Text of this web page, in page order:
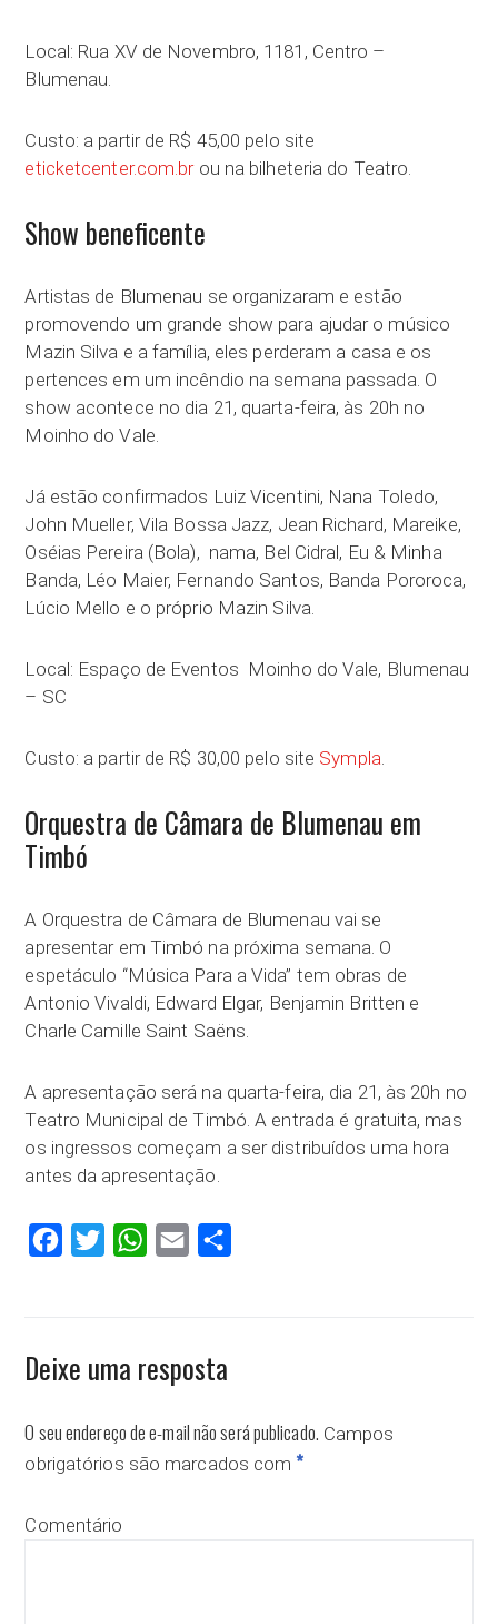
Local: Rua XV de Novembro, 1181, Centro –
Blumenau.
Custo: a partir de R$ 45,00 pelo site
eticketcenter.com.brou na bilheteria do Teatro.
Show beneficente
Artistas de Blumenau se organizaram e estão
promovendo um grande show para ajudar o músico
Mazin Silva e a família, eles perderam a casa e os
pertences em um incêndio na semana passada. O
show acontece no dia 21, quarta-feira, às 20h no
Moinho do Vale.
Já estão confirmados Luiz Vicentini, Nana Toledo,
John Mueller, Vila Bossa Jazz, Jean Richard, Mareike,
Oséias Pereira (Bola), nama, Bel Cidral, Eu & Minha
Banda, Léo Maier, Fernando Santos, Banda Pororoca,
Lúcio Mello e o próprio Mazin Silva.
Local: Espaço de Eventos Moinho do Vale, Blumenau
– SC
Custo: a partir de R$ 30,00 pelo site Sympla.
Orquestra de Câmara de Blumenau em
Timbó
A Orquestra de Câmara de Blumenau vai se
apresentar em Timbó na próxima semana. O
espetáculo “Música Para a Vida” tem obras de
Antonio Vivaldi, Edward Elgar, Benjamin Britten e
Charle Camille Saint Saëns.
A apresentação será na quarta-feira, dia 21, às 20h no
Teatro Municipal de Timbó. A entrada é gratuita, mas
os ingressos começam a ser distribuídos uma hora
antes da apresentação.
FacebookTwitter WhatsApp
Email
Deixe uma resposta
O seu endereço de e-mail não será publicado. Campos
obrigatórios são marcados com *
Comentário